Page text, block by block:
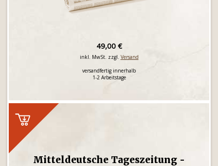
49,00 €
inkl. MwSt. zzgl. Versand
versandfertig innerhalb
1-2 Arbeitstage
Mitteldeutsche Tageszeitung -